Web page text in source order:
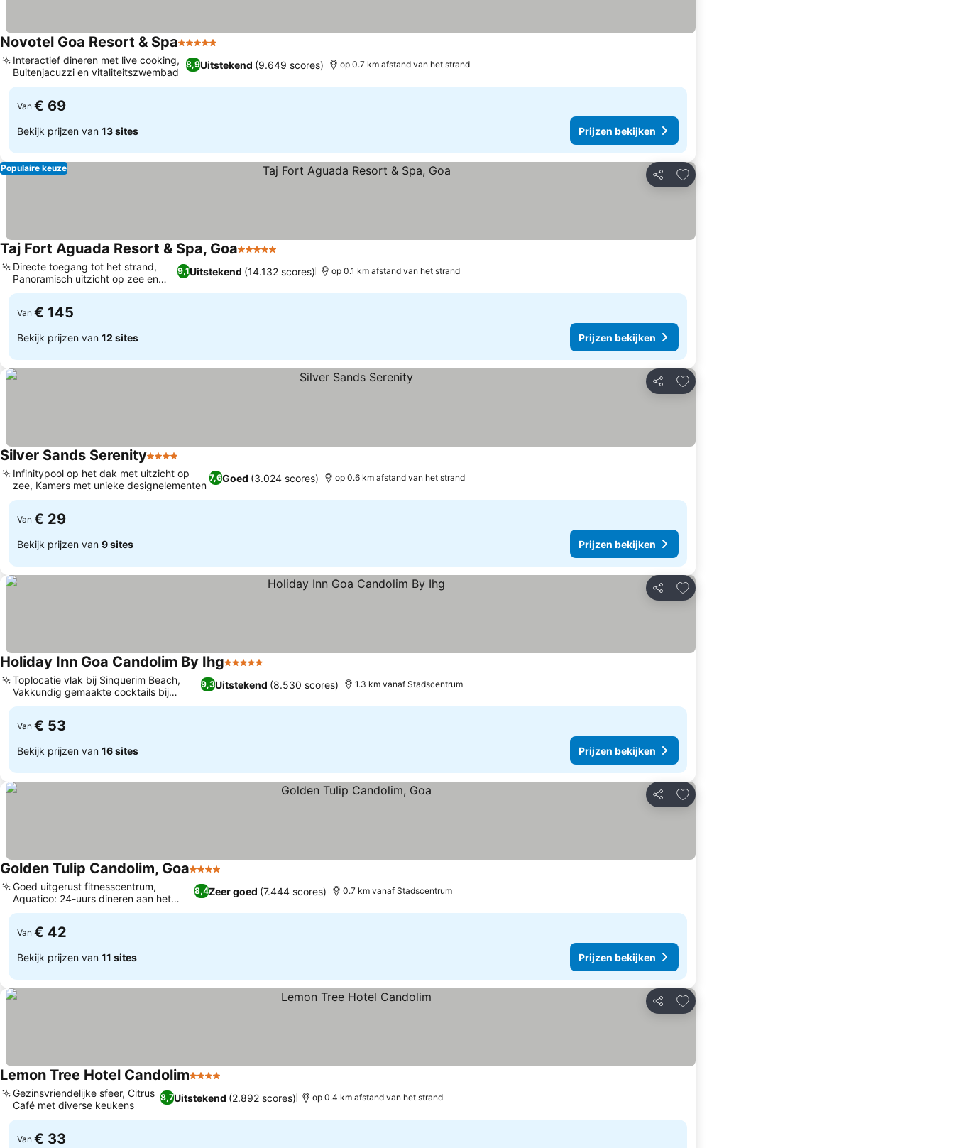
Novotel Goa Resort & Spa5 Sterren
8,9Uitstekend (9.649 scores)
Interactief dineren met live cooking,
Buitenjacuzzi en vitaliteitszwembad
op 0.7 km afstand van het strand
Van € 69
Bekijk prijzen van 13 sites Prijzen bekijken
Delen
Toevoegen aan favorieten
Populaire keuze
Taj Fort Aguada Resort & Spa, Goa5 Sterren
9,1Uitstekend (14.132 scores)
Directe toegang tot het strand,
Panoramisch uitzicht op zee en
fort
op 0.1 km afstand van het strand
Van € 145
Bekijk prijzen van 12 sites Prijzen bekijken
Delen
Toevoegen aan favorieten
Silver Sands Serenity4 Sterren
7,6Goed (3.024 scores)
Infinitypool op het dak met uitzicht op
zee, Kamers met unieke designelementen
op 0.6 km afstand van het strand
Van € 29
Bekijk prijzen van 9 sites Prijzen bekijken
Delen
Toevoegen aan favorieten
Holiday Inn Goa Candolim By Ihg5 Sterren
9,3Uitstekend (8.530 scores)
Toplocatie vlak bij Sinquerim Beach,
Vakkundig gemaakte cocktails bij
Atrium Bar
1.3 km vanaf Stadscentrum
Van € 53
Bekijk prijzen van 16 sites Prijzen bekijken
Delen
Toevoegen aan favorieten
Golden Tulip Candolim, Goa4 Sterren
8,4Zeer goed (7.444 scores)
Goed uitgerust fitnesscentrum,
Aquatico: 24-uurs dineren aan het
zwembad
0.7 km vanaf Stadscentrum
Van € 42
Bekijk prijzen van 11 sites Prijzen bekijken
Delen
Toevoegen aan favorieten
Lemon Tree Hotel Candolim4 Sterren
8,7Uitstekend (2.892 scores)
Gezinsvriendelijke sfeer, Citrus
Café met diverse keukens
op 0.4 km afstand van het strand
Van € 33